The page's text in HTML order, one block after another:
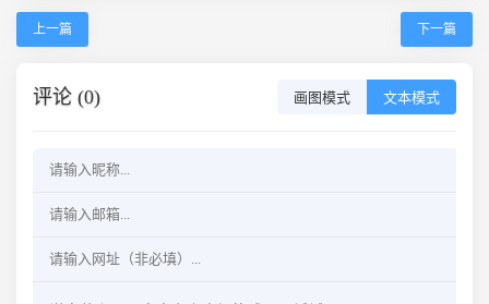
上一篇 下一篇
评论 (0) 画图模式 文本模式